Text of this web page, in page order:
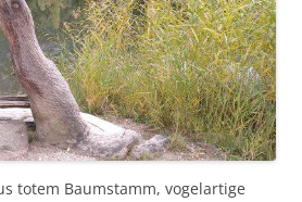
totem Baumstamm, vogelartige